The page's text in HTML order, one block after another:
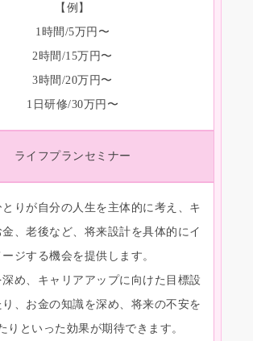
【例】
1時間/5万円〜
2時間/15万円〜
3時間/20万円〜
1日研修/30万円〜
ライフプランセミナー
りが自分の人生を主体的に考え、キ
金、老後など、将来設計を具体的にイ
ージする機会を提供します。
深め、キャリアアップに向けた目標設
り、お金の知識を深め、将来の不安を
りといった効果が期待できます。